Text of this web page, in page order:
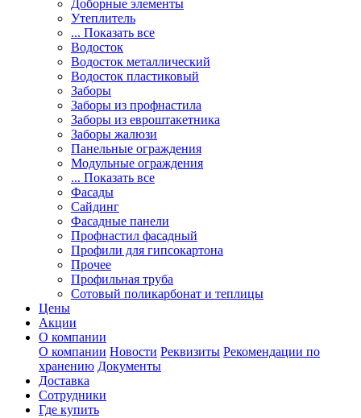
Доборные элементы
Утеплитель
... Показать все
Водосток
Водосток металлический
Водосток пластиковый
Заборы
Заборы из профнастила
Заборы из евроштакетника
Заборы жалюзи
Панельные ограждения
Модульные ограждения
... Показать все
Фасады
Сайдинг
Фасадные панели
Профнастил фасадный
Профили для гипсокартона
Прочее
Профильная труба
Сотовый поликарбонат и теплицы
Цены
Акции
О компании
О компании Новости Реквизиты Рекомендации по
хранению Документы
Доставка
Сотрудники
Где купить